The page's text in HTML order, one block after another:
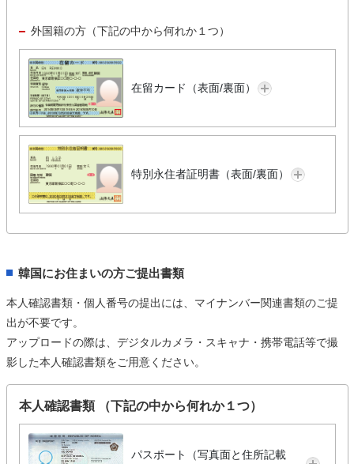
外国籍の方（下記の中から何れか１つ）
在留カード（表面/裏面）
特別永住者証明書（表面/裏面）
韓国にお住まいの方ご提出書類
本人確認書類・個人番号の提出には、マイナンバー関連書類のご提
出が不要です。
アップロードの際は、デジタルカメラ・スキャナ・携帯電話等で撮
影した本人確認書類をご用意ください。
本人確認書類 （下記の中から何れか１つ）
パスポート（写真面と住所記載